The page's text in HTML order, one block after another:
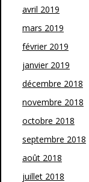
avril 2019
mars 2019
février 2019
janvier 2019
décembre 2018
novembre 2018
octobre 2018
septembre 2018
août 2018
juillet 2018